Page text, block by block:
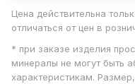
Цена действительна
отличаться от цен в
* при заказе изделия
минералы не могут быть
характеристикам.